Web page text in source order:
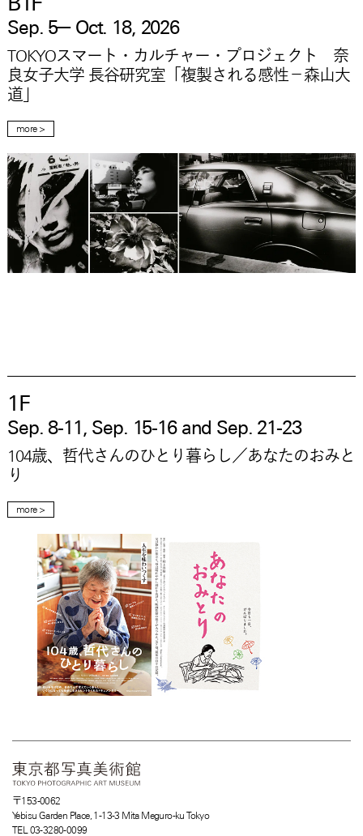
Sep. 5— Oct. 18, 2026
TOKYOスマート・カルチャー・プロジェクト 奈
良女子大学 長谷研究室「複製される感性－森山大
道」
more >
1F
Sep. 8-11, Sep. 15-16 and Sep. 21-23
104歳、哲代さんのひとり暮らし／あなたのおみと
り
more >
〒153-0062
Yebisu Garden Place, 1-13-3 Mita Meguro-ku Tokyo
TEL 03-3280-0099